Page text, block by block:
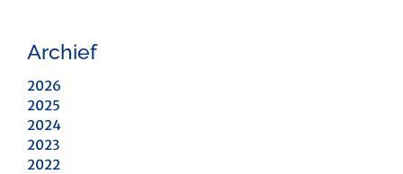
Archief
2026
2025
2024
2023
2022